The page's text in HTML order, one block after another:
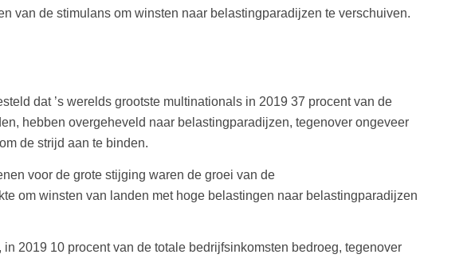
van de stimulans om winsten naar belastingparadijzen te verschuiven.
dat ’s werelds grootste multinationals in 2019 37 procent van de
hebben overgeheveld naar belastingparadijzen, tegenover ongeveer
de strijd aan te binden.
voor de grote stijging waren de groei van de
om winsten van landen met hoge belastingen naar belastingparadijzen
2019 10 procent van de totale bedrijfsinkomsten bedroeg, tegenover